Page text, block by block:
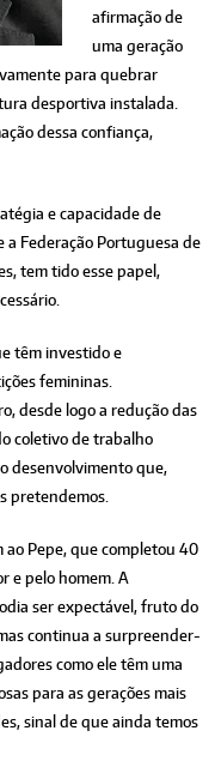
afirmação de
uma geração
para quebrar
desportiva instalada.
dessa confiança,
e capacidade de
Federação Portuguesa de
tem tido esse papel,
têm investido e
femininas.
desde logo a redução das
coletivo de trabalho
desenvolvimento que,
pretendemos.
Pepe, que completou 40
e pelo homem. A
ser expectável, fruto do
continua a surpreender-
como ele têm uma
para as gerações mais
sinal de que ainda temos